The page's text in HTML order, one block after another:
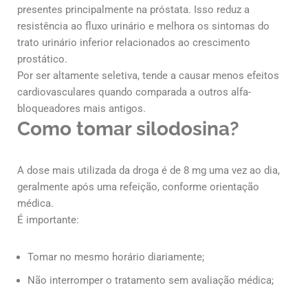
presentes principalmente na próstata. Isso reduz a
resistência ao fluxo urinário e melhora os sintomas do
trato urinário inferior relacionados ao crescimento
prostático.
Por ser altamente seletiva, tende a causar menos efeitos
cardiovasculares quando comparada a outros alfa-
bloqueadores mais antigos.
Como tomar silodosina?
A dose mais utilizada da droga é de 8 mg uma vez ao dia,
geralmente após uma refeição, conforme orientação
médica.
É importante:
Tomar no mesmo horário diariamente;
Não interromper o tratamento sem avaliação médica;